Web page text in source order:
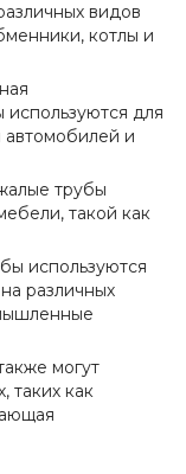
видов
котлы и
для
автомобилей и
трубы
такой как
используются
различных
могут
таких как